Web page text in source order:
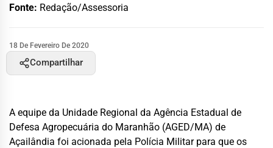
Fonte: Redação/Assessoria
18 De Fevereiro De 2020
Compartilhar
A equipe da Unidade Regional da Agência Estadual de
Defesa Agropecuária do Maranhão (AGED/MA) de
Açailândia foi acionada pela Polícia Militar para que os